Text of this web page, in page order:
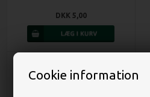
Cookie information
DKK 5,00